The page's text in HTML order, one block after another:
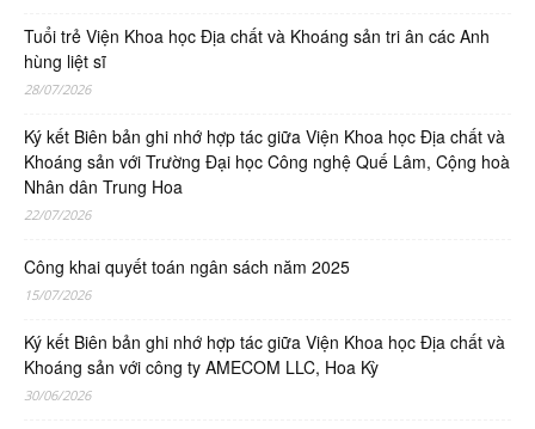
Tuổi trẻ Viện Khoa học Địa chất và Khoáng sản tri ân các Anh
hùng liệt sĩ
28/07/2026
Ký kết Biên bản ghi nhớ hợp tác giữa Viện Khoa học Địa chất và
Khoáng sản với Trường Đại học Công nghệ Quế Lâm, Cộng hoà
Nhân dân Trung Hoa
22/07/2026
Công khai quyết toán ngân sách năm 2025
15/07/2026
Ký kết Biên bản ghi nhớ hợp tác giữa Viện Khoa học Địa chất và
Khoáng sản với công ty AMECOM LLC, Hoa Kỳ
30/06/2026